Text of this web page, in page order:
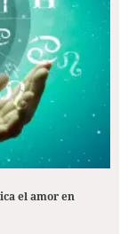
el amor en